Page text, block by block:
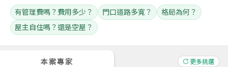
本案專家 更多挑選
有管理費嗎？費用多少？ 門口道路多寬？
格局為何？
屋主自住嗎？還是空屋？